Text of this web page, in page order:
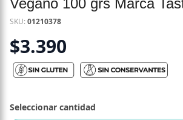
SKU:01210378
$3.390
Seleccionar cantidad